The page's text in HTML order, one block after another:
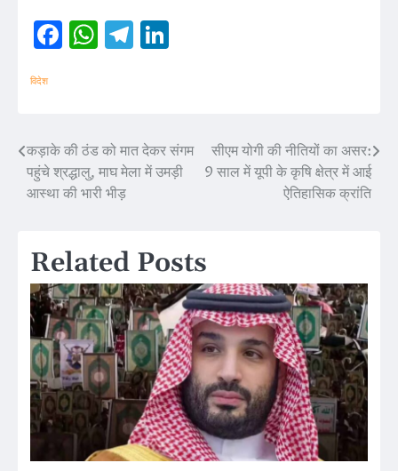
Facebook
WhatsApp
Telegram
विदेश
Post
navigation
कड़ाके की ठंड को मात देकर संगम
पहुंचे श्रद्धालु, माघ मेला में उमड़ी
आस्था की भारी भीड़
सीएम योगी की नीतियों का असर:
9 साल में यूपी के कृषि क्षेत्र में आई
ऐतिहासिक क्रांति
Related Posts